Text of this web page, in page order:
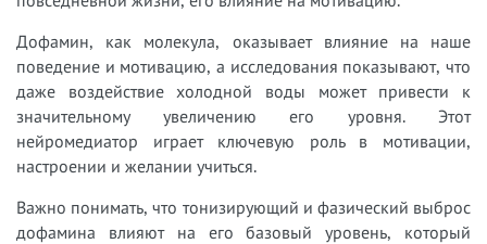
Дофамин, как молекула, оказывает влияние на наше
поведение и мотивацию, а исследования показывают, что
даже воздействие холодной воды может привести к
значительному увеличению его уровня. Этот
нейромедиатор играет ключевую роль в мотивации,
настроении и желании учиться.
Важно понимать, что тонизирующий и фазический выброс
дофамина влияют на его базовый уровень, который